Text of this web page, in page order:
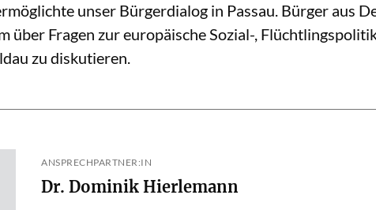
unser Bürgerdialog in Passau. Bürger aus
über Fragen zur europäische Sozial-,
zu diskutieren.
ANSPRECHPARTNER:IN
Dr. Dominik Hierlemann